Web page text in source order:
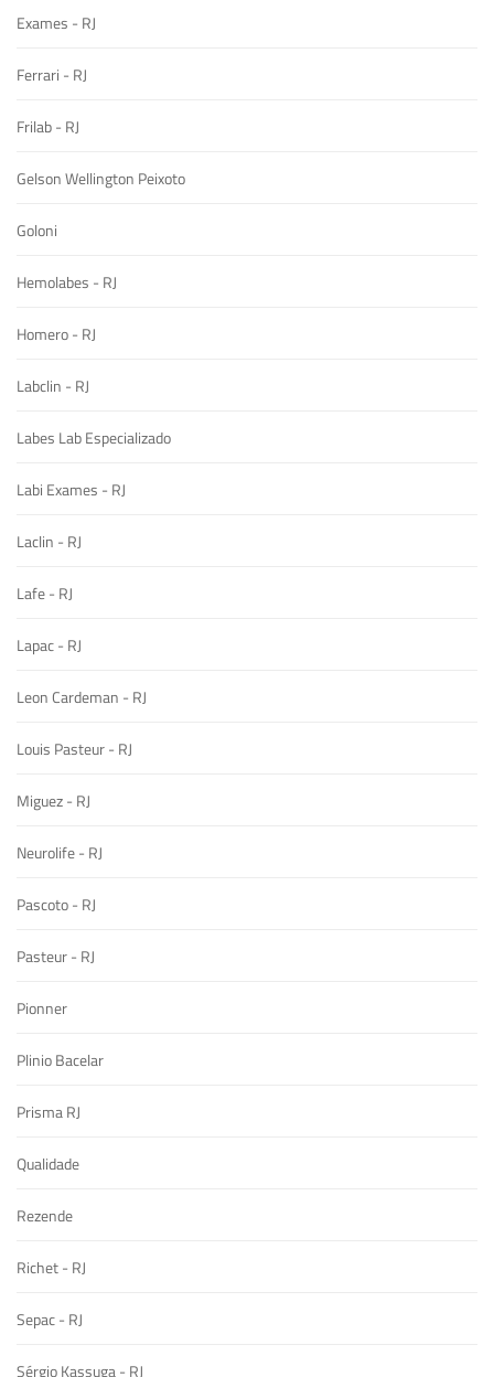
Exames - RJ
Ferrari - RJ
Frilab - RJ
Gelson Wellington Peixoto
Goloni
Hemolabes - RJ
Homero - RJ
Labclin - RJ
Labes Lab Especializado
Labi Exames - RJ
Laclin - RJ
Lafe - RJ
Lapac - RJ
Leon Cardeman - RJ
Louis Pasteur - RJ
Miguez - RJ
Neurolife - RJ
Pascoto - RJ
Pasteur - RJ
Pionner
Plinio Bacelar
Prisma RJ
Qualidade
Rezende
Richet - RJ
Sepac - RJ
Sérgio Kassuga - RJ